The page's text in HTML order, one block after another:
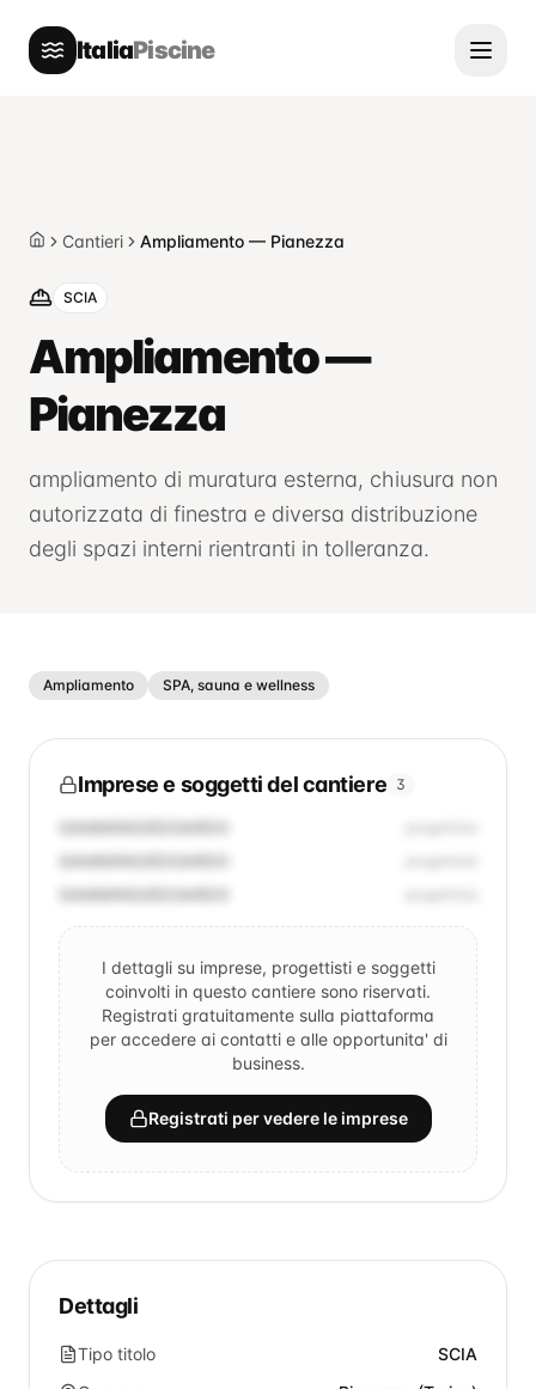
ItaliaPiscine
HomeCantieri Ampliamento — Pianezza
SCIA
Ampliamento —
Pianezza
ampliamento di muratura esterna, chiusura non
autorizzata di finestra e diversa distribuzione
degli spazi interni rientranti in tolleranza.
Ampliamento SPA, sauna e wellness
Imprese e soggetti del cantiere 3
GAMMINO/EDOARDO
GAMMINO/EDOARDO
GAMMINO/EDOARDO
I dettagli su imprese, progettisti e soggetti
coinvolti in questo cantiere sono riservati.
Registrati gratuitamente sulla piattaforma
per accedere ai contatti e alle opportunita' di
business.
Registrati per vedere le imprese
Dettagli
Tipo titolo
SCIA